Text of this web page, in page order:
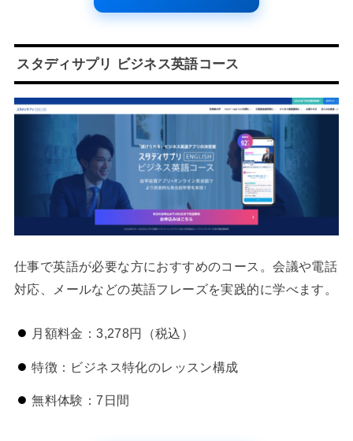
スタディサプリ ビジネス英語コース
仕事で英語が必要な方におすすめのコース。会議や電話
対応、メールなどの英語フレーズを実践的に学べます。
月額料金：3,278円（税込）
特徴：ビジネス特化のレッスン構成
無料体験：7日間